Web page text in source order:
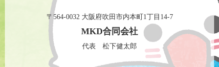
〒564-0032 大阪府吹田市内本町1丁目14-7
MKD合同会社
代表 松下健太郎